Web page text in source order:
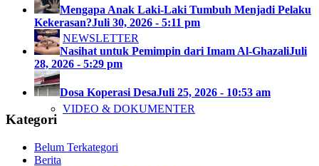
NEWSLETTER
VIDEO & DOKUMENTER
Mengapa Anak Laki-Laki Tumbuh Menjadi Pelaku
Kekerasan?Juli 30, 2026 - 5:11 pm
Nasihat untuk Pemimpin dari Imam Al-GhazaliJuli
28, 2026 - 5:29 pm
Dosa Koperasi DesaJuli 25, 2026 - 10:53 am
Kategori
Belum Terkategori
Berita